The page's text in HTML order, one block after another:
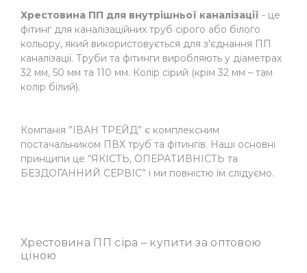
Хрестовина ПП для внутрішньої каналізації - це
фітинг для каналізаційних труб сірого або білого
кольору, який використовується для з'єднання ПП
каналізації. Труби та фітинги виробляють у діаметрах
32 мм, 50 мм та 110 мм. Колір сірий (крім 32 мм – там
колір білий).
Компанія ”ІВАН ТРЕЙД” є комплексним
постачальником ПВХ труб та фітингів. Наші основні
принципи це “ЯКІСТЬ, ОПЕРАТИВНІСТЬ та
БЕЗДОГАННИЙ СЕРВІС” і ми повністю їм слідуємо.
Хрестовина ПП сіра – купити за оптовою
ціною